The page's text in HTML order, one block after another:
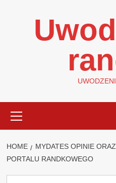
Menu
HOME
MYDATES OPINIE
PORTALU RANDKOWEGO